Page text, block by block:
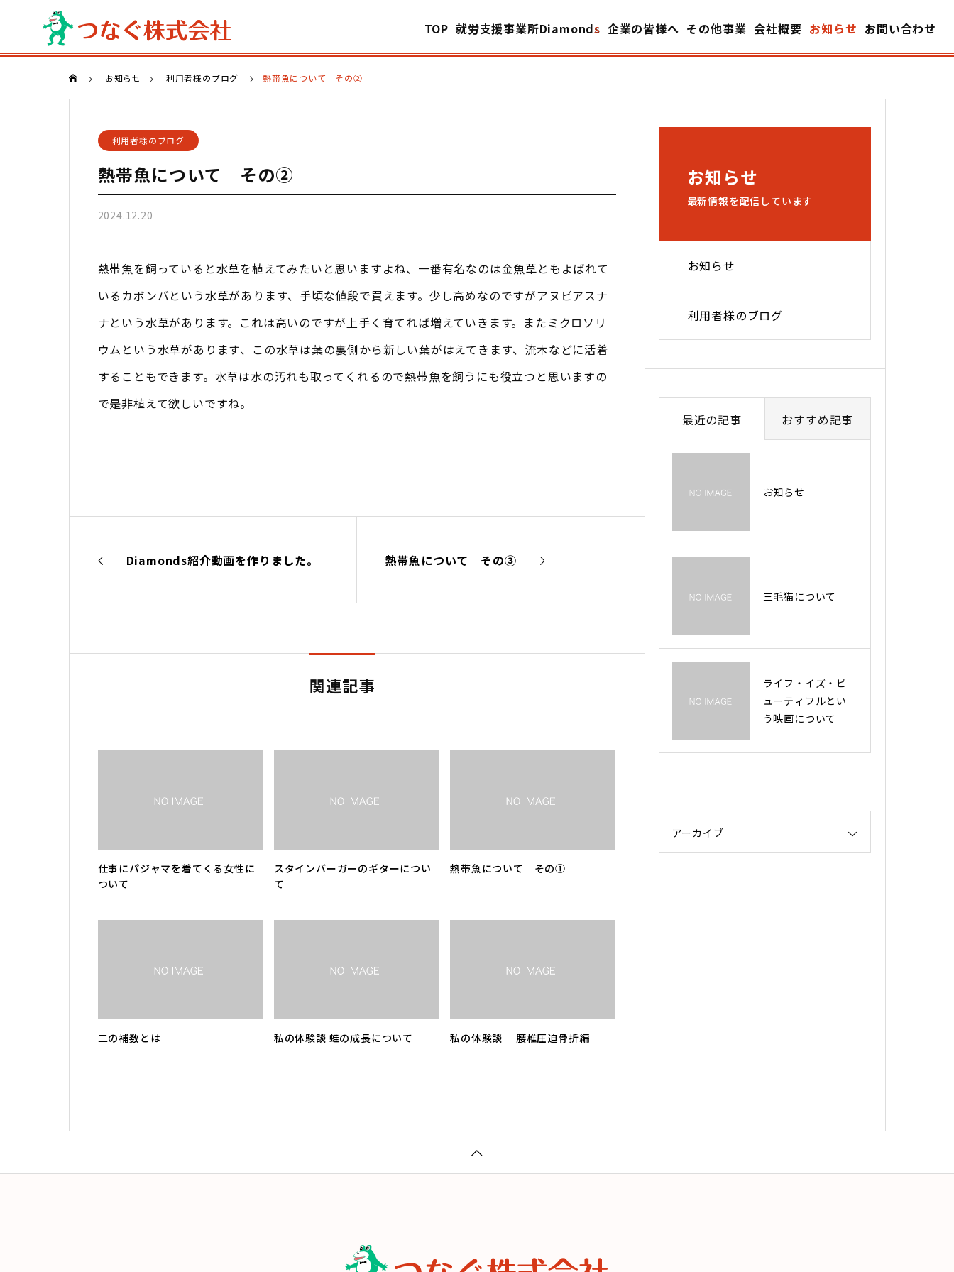
TOP 就労支援事業所Diamonds 企業の皆様へ その他事業 会社概要 お知らせ お問い合わせ
お知らせ 利用者様のブログ 熱帯魚について その➁
利用者様のブログ
熱帯魚について その➁
2024.12.20
熱帯魚を飼っていると水草を植えてみたいと思いますよね、一番有名なのは金魚草ともよばれて
いるカボンバという水草があります、手頃な値段で買えます。少し高めなのですがアヌビアスナ
ナという水草があります。これは高いのですが上手く育てれば増えていきます。またミクロソリ
ウムという水草があります、この水草は葉の裏側から新しい葉がはえてきます、流木などに活着
することもできます。水草は水の汚れも取ってくれるので熱帯魚を飼うにも役立つと思いますの
で是非植えて欲しいですね。
Diamonds紹介動画を作りました。 熱帯魚について その③
関連記事
仕事にパジャマを着てくる女性に
ついて
スタインバーガーのギターについ
て
熱帯魚について その①
二の補数とは 私の体験談 蛙の成長について 私の体験談 腰椎圧迫骨折編
お知らせ
最新情報を配信しています
お知らせ
利用者様のブログ
最近の記事 おすすめ記事
お知らせ
三毛猫について
ライフ・イズ・ビ
ューティフルとい
う映画について
アーカイブ